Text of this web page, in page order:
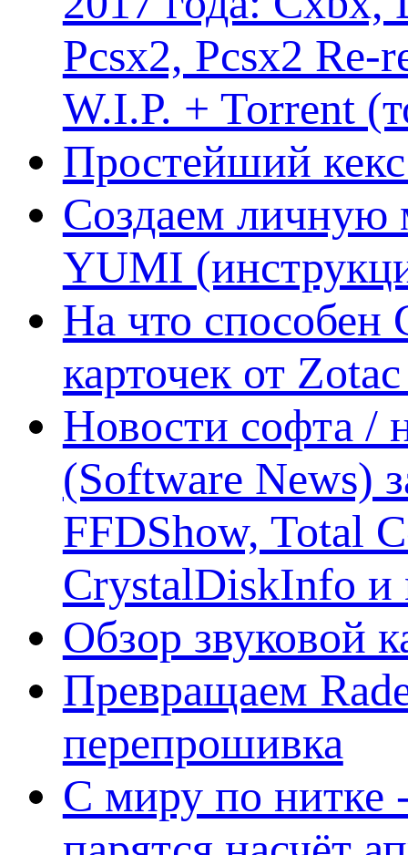
Pcsx2, Pcsx2
W.I.P. + Torrent
Простейший кекс
Создаем личную
YUMI
На что способен
карточек от
Новости софта /
(Software News)
FFDShow, Total
CrystalDiskInfo и
Обзор звуковой
Превращаем
перепрошивка
С миру по нитке